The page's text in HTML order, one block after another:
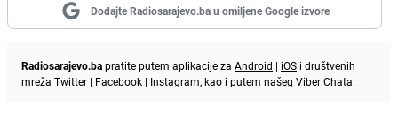
Dodajte Radiosarajevo.ba u omiljene Google izvore
Radiosarajevo.bapratite putem aplikacije za Android | iOS i društvenih
mreža Twitter | Facebook | Instagram, kao i putem našeg ViberChata.